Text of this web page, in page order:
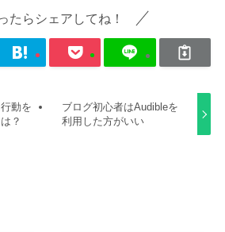
たらシェアしてね！
動を
？
ブログ初心者はAudibleを
利用した方がいい